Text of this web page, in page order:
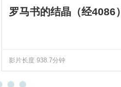
罗马书的结晶（经4086）
影片长度 938.7分钟